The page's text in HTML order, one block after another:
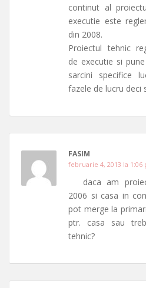
continut al
executie este
din 2008.
Proiectul tehnic
de executie si
sarcini specifice
fazele de lucru deci
FASIM
februarie 4, 2013 la 1:06
daca am
2006 si casa in
pot merge la
ptr. casa sau
tehnic?